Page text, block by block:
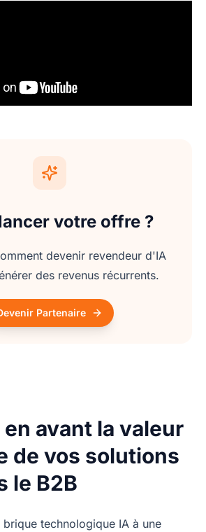
votre offre ?
devenir revendeur d'IA
des revenus récurrents.
Partenaire
avant la valeur
de vos solutions
le B2B
technologique IA à une